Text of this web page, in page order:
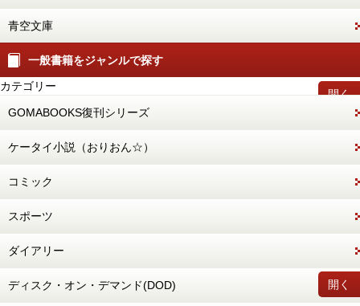
青空文庫
一般書籍をジャンルで探す
開く
カテゴリー
GOMABOOKS復刊シリーズ
ケータイ小説（おりおん☆）
コミック
スポーツ
ダイアリー
開く
ディスク・オン・デマンド(DOD)